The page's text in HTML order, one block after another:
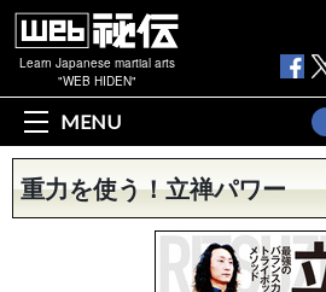
Learn Japanese martial arts
"WEB HIDEN"
MENU
重力を使う！立禅パワー